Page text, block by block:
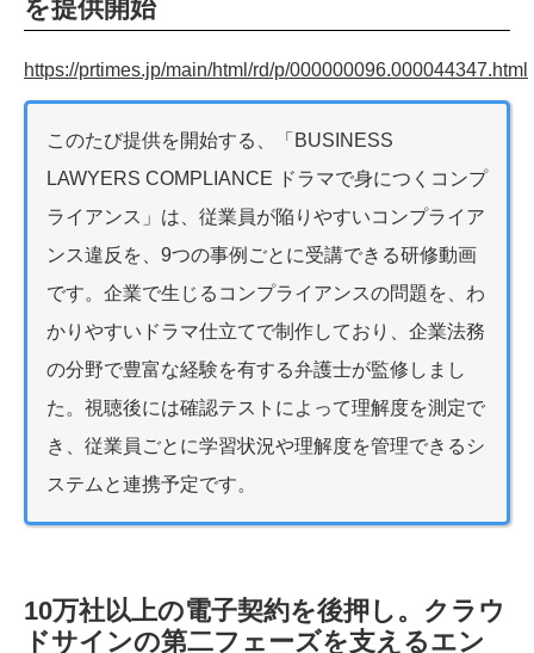
を提供開始
https://prtimes.jp/main/html/rd/p/000000096.000044347.html
このたび提供を開始する、「BUSINESS
LAWYERS COMPLIANCE ドラマで身につくコンプ
ライアンス」は、従業員が陥りやすいコンプライア
ンス違反を、9つの事例ごとに受講できる研修動画
です。企業で生じるコンプライアンスの問題を、わ
かりやすいドラマ仕立てで制作しており、企業法務
の分野で豊富な経験を有する弁護士が監修しまし
た。視聴後には確認テストによって理解度を測定で
き、従業員ごとに学習状況や理解度を管理できるシ
ステムと連携予定です。
10万社以上の電子契約を後押し。クラウ
ドサインの第二フェーズを支えるエン